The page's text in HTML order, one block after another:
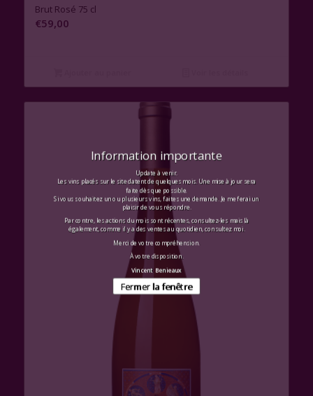
Brut Rosé 75 cl
€59,00
Information importante
Update à venir.
Les vins placés sur le site datent de quelques mois. Une mise à jour sera
faite dès que possible.
Si vous souhaitez un ou plusieurs vins, faites une demande. Je me ferai un
plaisir de vous répondre.
Par contre, les actions du mois sont récentes, consultez-les mais là
également, comme il y a des ventes au quotidien, consultez moi.
Merci de votre compréhension.
À votre disposition.
Vincent Benieaux
Fermer la fenêtre